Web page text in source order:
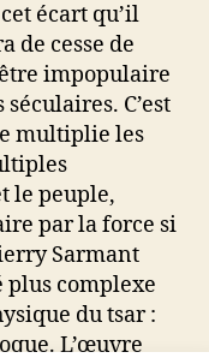
cet écart qu’il
de cesse de
impopulaire
C’est
multiplie les
le peuple,
par la force si
Sarmant
complexe
du tsar :
L’œuvre